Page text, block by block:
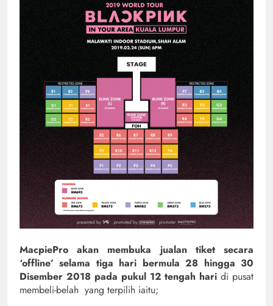
MacpiePro akan membuka jualan tiket secara
‘offline’ selama tiga hari bermula 28 hingga 30
Disember 2018 pada pukul 12 tengah hari di pusat
membeli-belah yang terpilih iaitu;